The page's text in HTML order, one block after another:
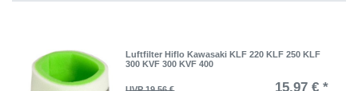
Luftfilter Hiflo Kawasaki KLF 220 KLF 250 KLF
300 KVF 300 KVF 400
15,97 € *